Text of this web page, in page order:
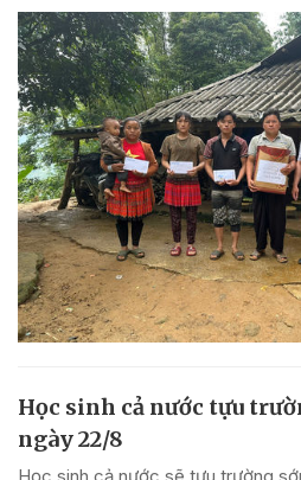
Học sinh cả nước tựu
ngày 22/8
Học sinh cả nước sẽ tựu trường